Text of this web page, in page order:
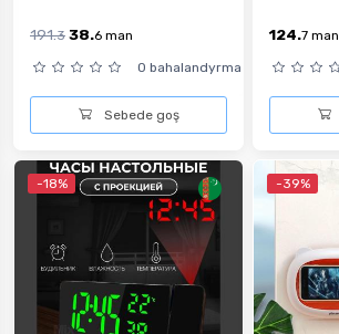
191.3 38.6 man
0 bahalandyrma
Sebede goş
124.7 man
-18% -39%